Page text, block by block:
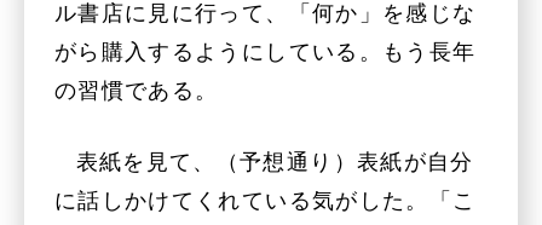
ル書店に見に行って、「何か」を感じな
がら購入するようにしている。もう長年
の習慣である。
表紙を見て、（予想通り）表紙が自分
に話しかけてくれている気がした。「こ